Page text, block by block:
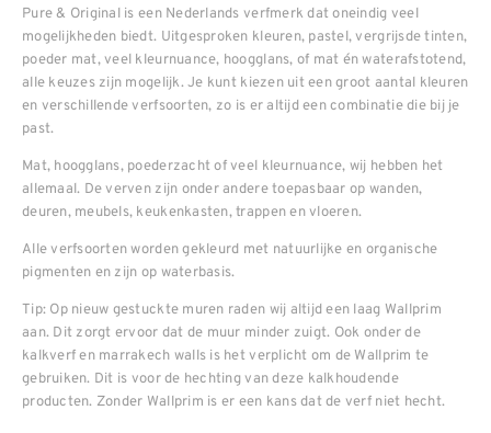
Pure & Original is een Nederlands verfmerk dat oneindig veel
mogelijkheden biedt. Uitgesproken kleuren, pastel, vergrijsde tinten,
poeder mat, veel kleurnuance, hoogglans, of mat én waterafstotend,
alle keuzes zijn mogelijk. Je kunt kiezen uit een groot aantal kleuren
en verschillende verfsoorten, zo is er altijd een combinatie die bij je
past.
Mat, hoogglans, poederzacht of veel kleurnuance, wij hebben het
allemaal. De verven zijn onder andere toepasbaar op wanden,
deuren, meubels, keukenkasten, trappen en vloeren.
Alle verfsoorten worden gekleurd met natuurlijke en organische
pigmenten en zijn op waterbasis.
Tip: Op nieuw gestuckte muren raden wij altijd een laag Wallprim
aan. Dit zorgt ervoor dat de muur minder zuigt. Ook onder de
kalkverf en marrakech walls is het verplicht om de Wallprim te
gebruiken. Dit is voor de hechting van deze kalkhoudende
producten. Zonder Wallprim is er een kans dat de verf niet hecht.